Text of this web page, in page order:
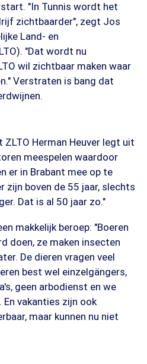
"In Tunnis wordt het
zichtbaarder", zegt Jos
Land- en
"Dat wordt nu
wil zichtbaar maken waar
Verstraten is bang dat
ZLTO Herman Heuver legt uit
meespelen waardoor
er in Brabant mee op te
zijn boven de 55 jaar, slechts
Dat is al 50 jaar zo."
makkelijk beroep: "Boeren
doen, ze maken insecten
De dieren vragen veel
best wel einzelgängers,
geen arbodienst en we
En vakanties zijn ook
maar kunnen nu niet